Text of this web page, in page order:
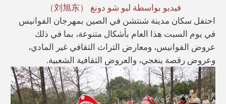
فيديو بواسطة ليو شو دونغ （刘旭东）
احتفل سكان مدينة شنتشن في الصين بمهرجان الفوانيس
في يوم السبت هذا العام بأشكال متنوعة، بما في ذلك
عروض الفوانيس، ومعارض التراث الثقافي غير المادي،
وعروض رقصة ينغجي، والعروض الثقافية الشعبية.